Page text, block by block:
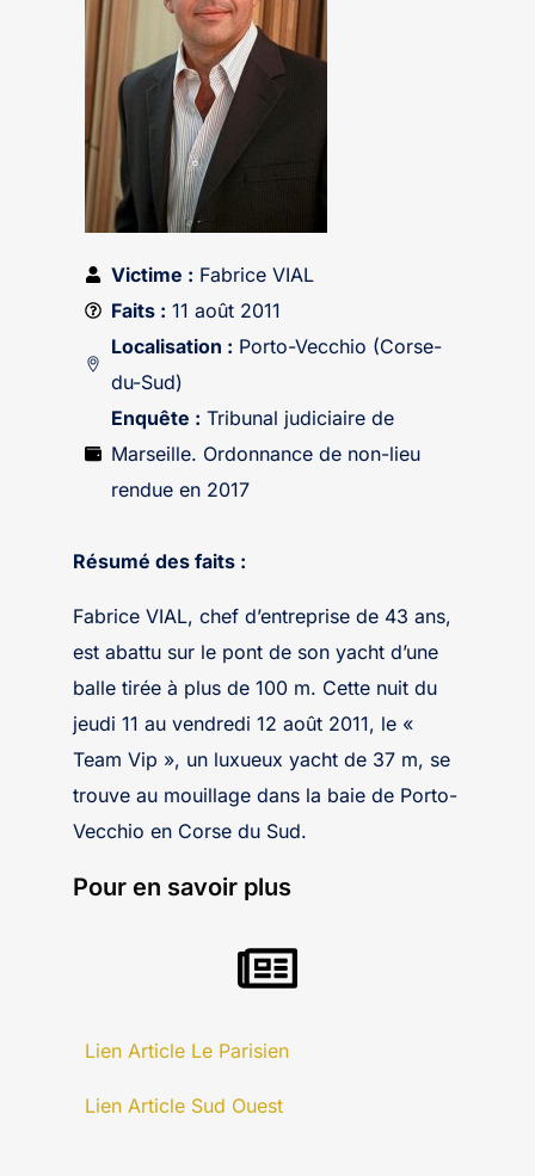
Victime : Fabrice VIAL
Faits : 11 août 2011
Localisation : Porto-Vecchio (Corse-
du-Sud)
Enquête : Tribunal judiciaire de
Marseille. Ordonnance de non-lieu
rendue en 2017
Résumé des faits :
Fabrice VIAL, chef d’entreprise de 43 ans,
est abattu sur le pont de son yacht d’une
balle tirée à plus de 100 m. Cette nuit du
jeudi 11 au vendredi 12 août 2011, le «
Team Vip », un luxueux yacht de 37 m, se
trouve au mouillage dans la baie de Porto-
Vecchio en Corse du Sud.
Pour en savoir plus
Lien Article Le Parisien
Lien Article Sud Ouest